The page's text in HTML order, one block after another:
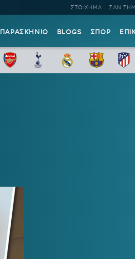
ΣΤΟΙΧΗΜΑ ΣΑΝ
ΠΑΡΑΣΚΗΝΙΟ BLOGS ΣΠΟΡ